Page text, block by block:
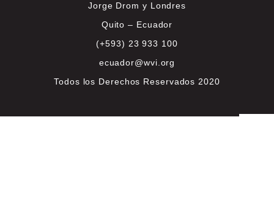
Jorge Drom y Londres
Quito – Ecuador
(+593) 23 933 100
ecuador@wvi.org
Todos los Derechos Reservados 2020